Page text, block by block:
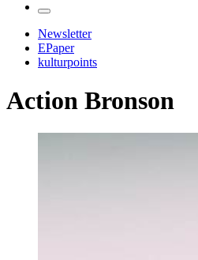
Newsletter
EPaper
kulturpoints
Action Bronson